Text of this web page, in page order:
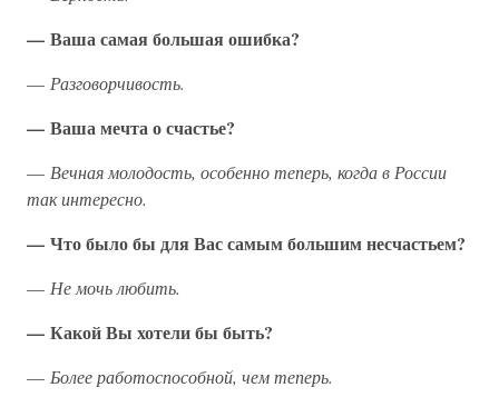
— Ваша самая большая ошибка?
— Разговорчивость.
— Ваша мечта о счастье?
— Вечная молодость, особенно теперь, когда в России
так интересно.
— Что было бы для Вас самым большим несчастьем?
— Не мочь любить.
— Какой Вы хотели бы быть?
— Более работоспособной, чем теперь.